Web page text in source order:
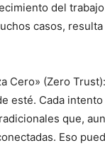
del
casos, resulta
Cero» (Zero
esté. Cada intento
que,
Eso